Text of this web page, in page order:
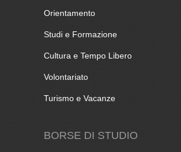
Orientamento
Studi e Formazione
Cultura e Tempo Libero
Volontariato
Turismo e Vacanze
BORSE DI STUDIO